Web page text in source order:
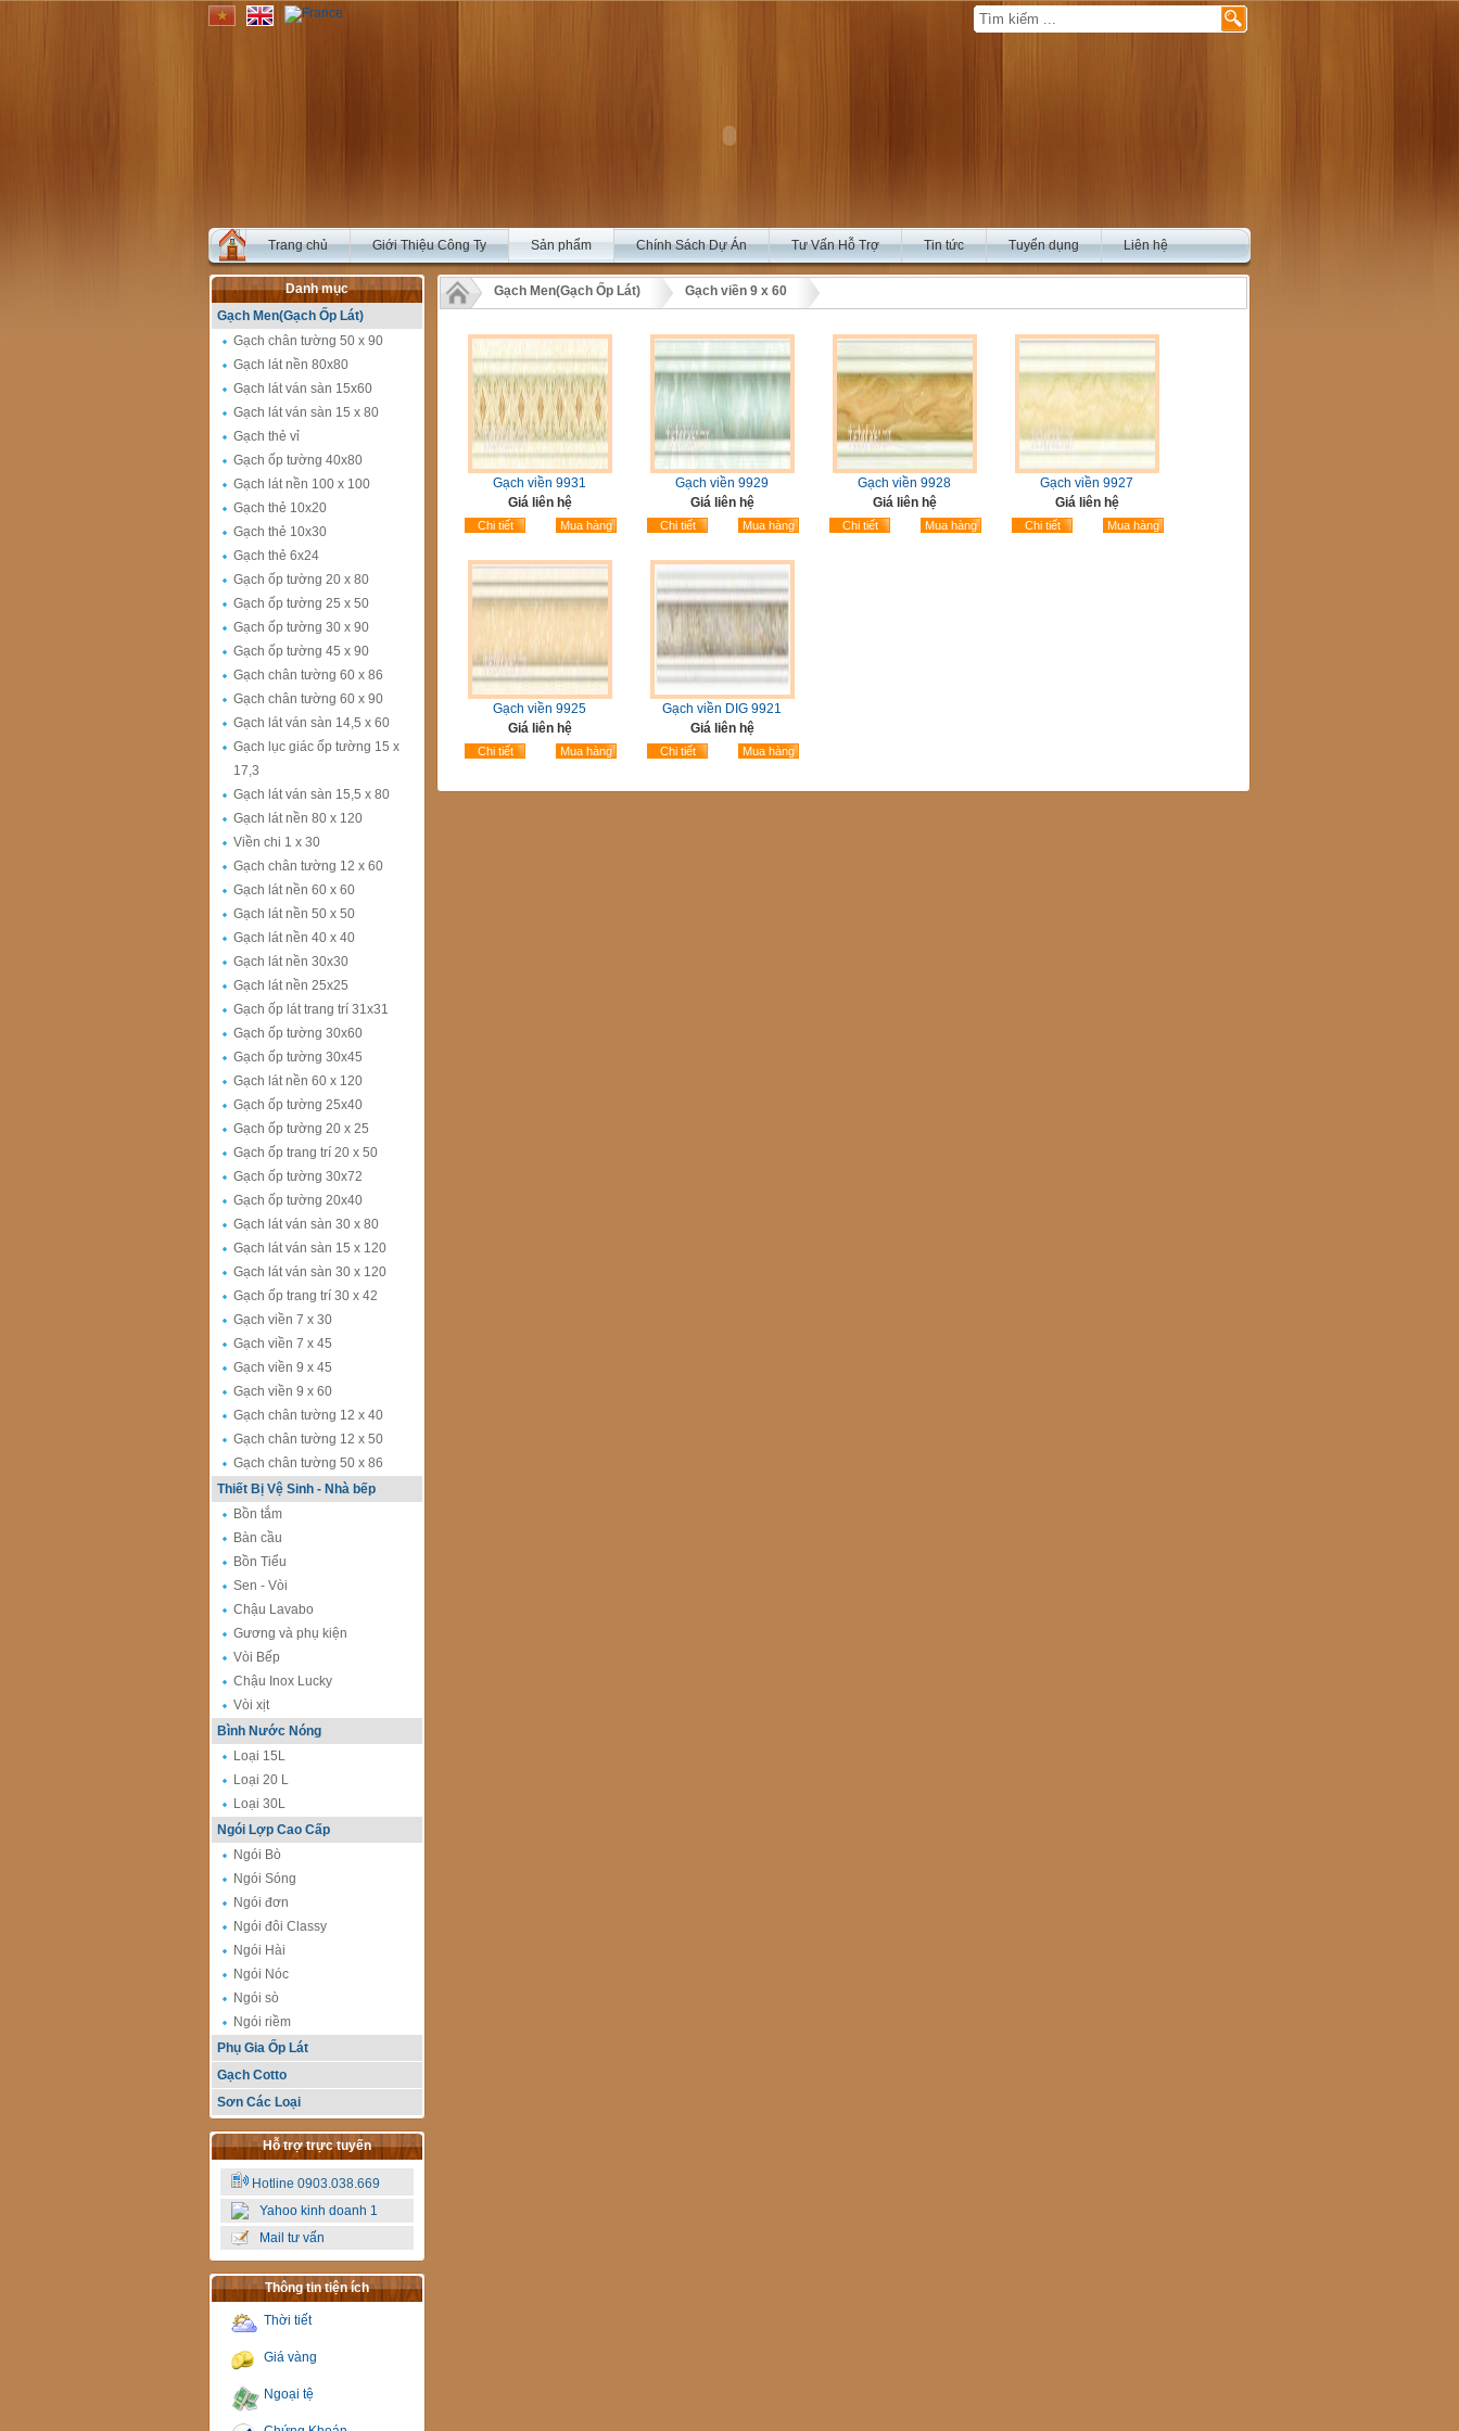
Trang chủ Giới Thiệu Công Ty Sản phẩm Chính Sách Dự Án Tư Vấn Hỗ Trợ Tin tức Tuyển dụng Liên hệ
Danh mục
Gạch Men(Gạch Ốp Lát)
Gạch chân tường 50 x 90
Gạch lát nền 80x80
Gạch lát ván sàn 15x60
Gạch lát ván sàn 15 x 80
Gạch thẻ vỉ
Gạch ốp tường 40x80
Gạch lát nền 100 x 100
Gạch thẻ 10x20
Gạch thẻ 10x30
Gạch thẻ 6x24
Gạch ốp tường 20 x 80
Gạch ốp tường 25 x 50
Gạch ốp tường 30 x 90
Gạch ốp tường 45 x 90
Gạch chân tường 60 x 86
Gạch chân tường 60 x 90
Gạch lát ván sàn 14,5 x 60
Gạch lục giác ốp tường 15 x
17,3
Gạch lát ván sàn 15,5 x 80
Gạch lát nền 80 x 120
Viền chi 1 x 30
Gạch chân tường 12 x 60
Gạch lát nền 60 x 60
Gạch lát nền 50 x 50
Gạch lát nền 40 x 40
Gạch lát nền 30x30
Gạch lát nền 25x25
Gạch ốp lát trang trí 31x31
Gạch ốp tường 30x60
Gạch ốp tường 30x45
Gạch lát nền 60 x 120
Gạch ốp tường 25x40
Gạch ốp tường 20 x 25
Gạch ốp trang trí 20 x 50
Gạch ốp tường 30x72
Gạch ốp tường 20x40
Gạch lát ván sàn 30 x 80
Gạch lát ván sàn 15 x 120
Gạch lát ván sàn 30 x 120
Gạch ốp trang trí 30 x 42
Gạch viền 7 x 30
Gạch viền 7 x 45
Gạch viền 9 x 45
Gạch viền 9 x 60
Gạch chân tường 12 x 40
Gạch chân tường 12 x 50
Gạch chân tường 50 x 86
Thiết Bị Vệ Sinh - Nhà bếp
Bồn tắm
Bàn cầu
Bồn Tiểu
Sen - Vòi
Chậu Lavabo
Gương và phụ kiện
Vòi Bếp
Chậu Inox Lucky
Vòi xịt
Bình Nước Nóng
Loại 15L
Loại 20 L
Loại 30L
Ngói Lợp Cao Cấp
Ngói Bò
Ngói Sóng
Ngói đơn
Ngói đôi Classy
Ngói Hài
Ngói Nóc
Ngói sò
Ngói riềm
Phụ Gia Ốp Lát
Gạch Cotto
Sơn Các Loại
Hỗ trợ trực tuyến
Hotline 0903.038.669
Yahoo kinh doanh 1
Mail tư vấn
Thông tin tiện ích
Thời tiết
Giá vàng
Ngoại tệ
Gạch Men(Gạch Ốp Lát) Gạch viền 9 x 60
Gạch viền 9931
Giá liên hệ
Chi tiết Mua hàng
Gạch viền 9929
Giá liên hệ
Chi tiết Mua hàng
Gạch viền 9928
Giá liên hệ
Chi tiết Mua hàng
Gạch viền 9927
Giá liên hệ
Chi tiết Mua hàng
Gạch viền 9925
Giá liên hệ
Chi tiết Mua hàng
Gạch viền DIG 9921
Giá liên hệ
Chi tiết Mua hàng